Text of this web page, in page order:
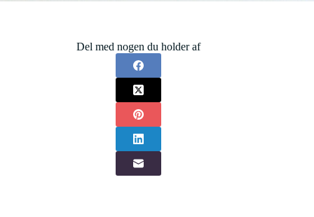
Del med nogen du holder af